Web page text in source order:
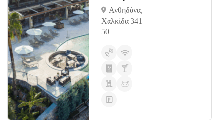
Ανθηδόνα,
Χαλκίδα 341
50